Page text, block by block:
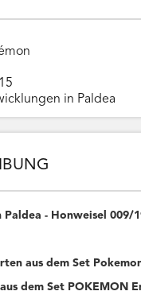
in Paldea
- Honweisel 009/
aus dem Set
dem Set POKEMON